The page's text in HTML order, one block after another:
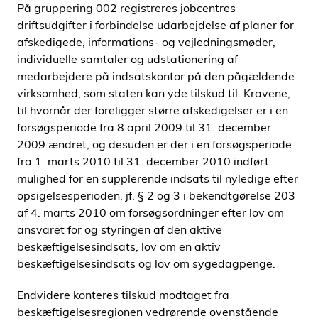
På gruppering 002 registreres jobcentres
driftsudgifter i forbindelse udarbejdelse af planer for
afskedigede, informations- og vejledningsmøder,
individuelle samtaler og udstationering af
medarbejdere på indsatskontor på den pågældende
virksomhed, som staten kan yde tilskud til. Kravene,
til hvornår der foreligger større afskedigelser er i en
forsøgsperiode fra 8.april 2009 til 31. december
2009 ændret, og desuden er der i en forsøgsperiode
fra 1. marts 2010 til 31. december 2010 indført
mulighed for en supplerende indsats til nyledige efter
opsigelsesperioden, jf. § 2 og 3 i bekendtgørelse 203
af 4. marts 2010 om forsøgsordninger efter lov om
ansvaret for og styringen af den aktive
beskæftigelsesindsats, lov om en aktiv
beskæftigelsesindsats og lov om sygedagpenge.
Endvidere konteres tilskud modtaget fra
beskæftigelsesregionen vedrørende ovenstående